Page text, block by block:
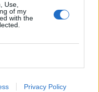
Use,
of my
with the
Privacy Policy
καλοκαιρινό